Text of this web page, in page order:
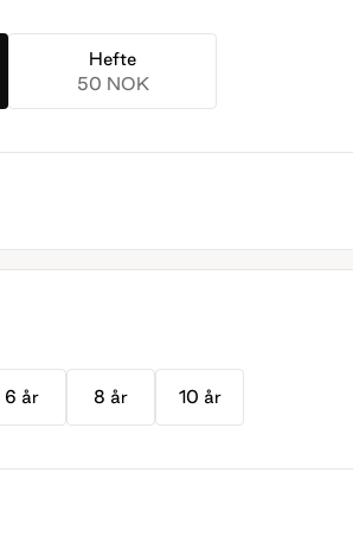
Hefte
50 NOK
6 år 8 år 10 år